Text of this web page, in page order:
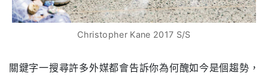
Christopher Kane 2017 S/S
關鍵字一搜尋許多外媒都會告訴你為何醜如今是個趨勢，